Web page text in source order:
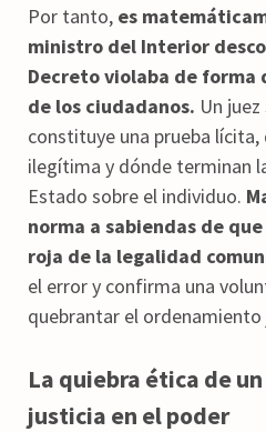
Por tanto, es
ministro del Interior
Decreto violaba de
de los ciudadanos. Un
constituye una prueba
ilegítima y dónde terminan
Estado sobre el individuo.
norma a sabiendas de
roja de la legalidad
el error y confirma una
quebrantar el ordenamiento
La quiebra ética de
justicia en el poder